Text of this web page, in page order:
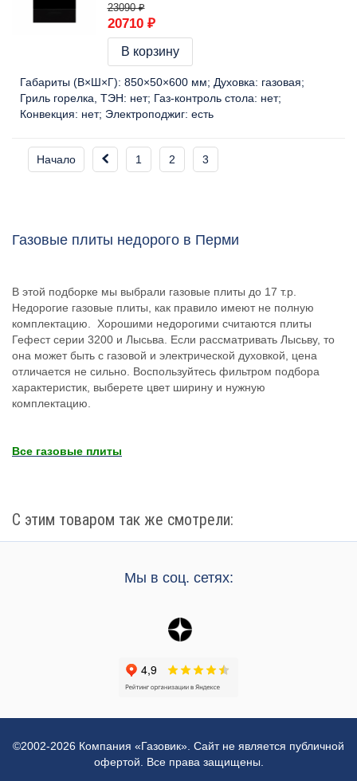
23090 ₽
20710 ₽
В корзину
Габариты (В×Ш×Г): 850×50×600 мм Духовка: газовая
Гриль горелка, ТЭН: нет Газ-контроль стола: нет
Конвекция: нет Электроподжиг: есть
Начало 1 2 3
Газовые плиты недорого в Перми
В этой подборке мы выбрали газовые плиты до 17 т.р.
Недорогие газовые плиты, как правило имеют не полную
комплектацию. Хорошими недорогими считаются плиты
Гефест серии 3200 и Лысьва. Если рассматривать Лысьву, то
она может быть с газовой и электрической духовкой, цена
отличается не сильно. Воспользуйтесь фильтром подбора
характеристик, выберете цвет ширину и нужную
комплектацию.
Все газовые плиты
С этим товаром так же смотрели:
Мы в соц. сетях:
©2002-2026 Компания «Газовик». Сайт не является публичной
офертой. Все права защищены.